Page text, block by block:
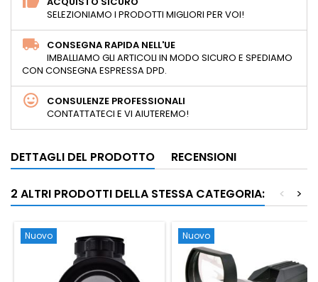
SELEZIONIAMO I PRODOTTI MIGLIORI PER VOI!
CONSEGNA RAPIDA NELL'UE
IMBALLIAMO GLI ARTICOLI IN MODO SICURO E SPEDIAMO
CON CONSEGNA ESPRESSA DPD.
CONSULENZE PROFESSIONALI
CONTATTATECI E VI AIUTEREMO!
DETTAGLI DEL PRODOTTO RECENSIONI
2 ALTRI PRODOTTI DELLA STESSA CATEGORIA: >
<
Nuovo Nuovo